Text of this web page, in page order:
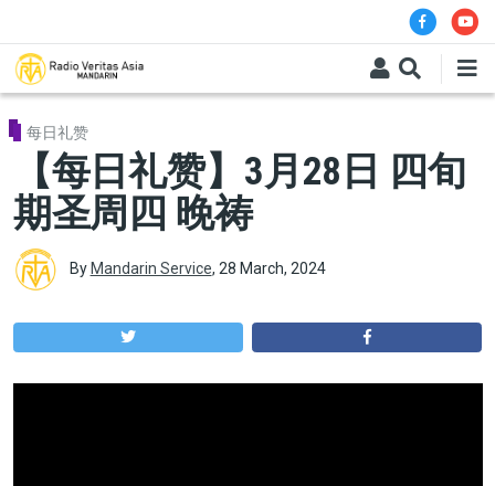
每日礼赞
【每日礼赞】3月28日 四旬
期圣周四 晚祷
By Mandarin Service, 28 March, 2024